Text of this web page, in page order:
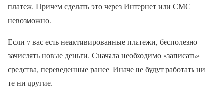
платеж. Причем сделать это через Интернет или СМС
невозможно.
Если у вас есть неактивированные платежи, бесполезно
зачислять новые деньги. Сначала необходимо «записать»
средства, переведенные ранее. Иначе не будут работать ни
те ни другие.